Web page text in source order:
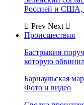
Россией и США,
Prev Next
Происшествия
Бастрыкин
которую
Барнаульская
Фото и видео